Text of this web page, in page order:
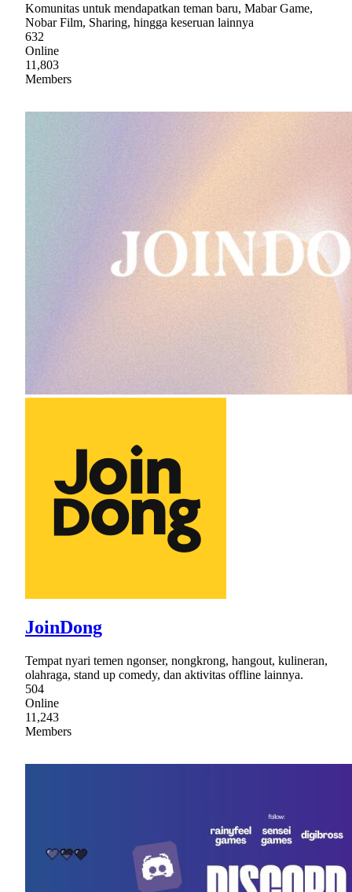
Komunitas untuk mendapatkan teman baru, Mabar Game,
Nobar Film, Sharing, hingga keseruan lainnya
632
Online
11,803
Members
JoinDong
Tempat nyari temen ngonser, nongkrong, hangout, kulineran,
olahraga, stand up comedy, dan aktivitas offline lainnya.
504
Online
11,243
Members